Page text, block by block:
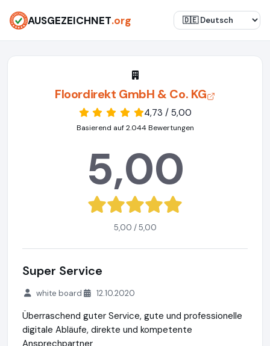
AUSGEZEICHNET.org
Floordirekt GmbH & Co. KG
4,73 / 5,00
Basierend auf 2.044 Bewertungen
5,00
5,00 / 5,00
Super Service
white board 12.10.2020
Überraschend guter Service, gute und professionelle
digitale Abläufe, direkte und kompetente
Ansprechpartner